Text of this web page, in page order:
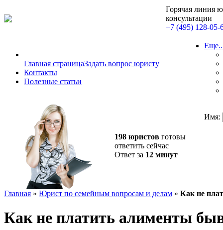
Горячая линия
консультации
+7 (495) 128-05-
Главная страницаЗадать вопрос юристу
Контакты
Полезные статьи
198 юристов готовы
ответить сейчас
Ответ за 12 минут
Имя:
Главная » Юрист по семейным вопросам и делам » Как не
Как не платить алименты